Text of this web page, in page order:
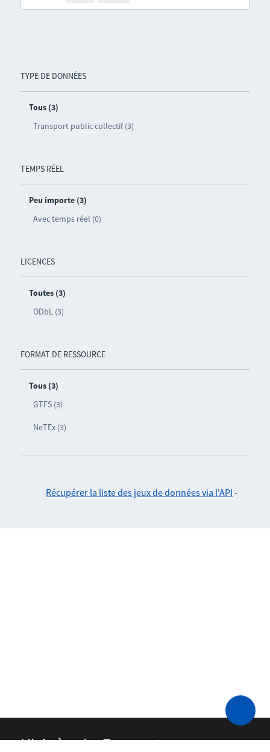
TYPE DE DONNÉES
Tous (3)
Transport public collectif (3)
TEMPS RÉEL
Peu importe (3)
Avec temps réel (0)
LICENCES
Toutes (3)
ODbL (3)
FORMAT DE RESSOURCE
Tous (3)
GTFS (3)
NeTEx (3)
Récupérer la liste des jeux de données via l'API -
Ministère des Transports